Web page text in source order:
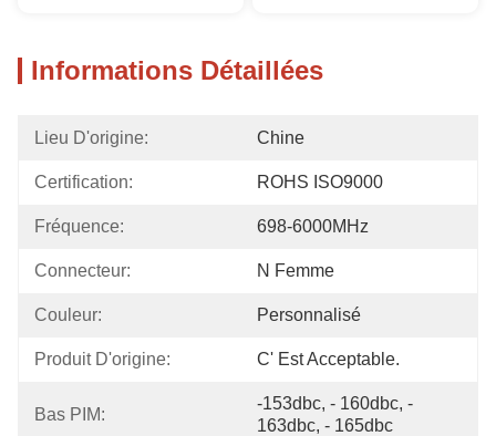
Informations Détaillées
Lieu D'origine: Chine
Certification: ROHS ISO9000
Fréquence: 698-6000MHz
Connecteur: N Femme
Couleur: Personnalisé
Produit D'origine: C' Est Acceptable.
Bas PIM:
-153dbc, - 160dbc, -
163dbc, - 165dbc